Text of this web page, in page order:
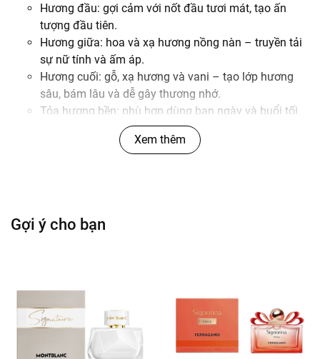
Hương đầu: gợi cảm với nốt đầu tươi mát, tạo ấn
tượng đầu tiên.
Hương giữa: hoa và xạ hương nồng nàn – truyền tải
sự nữ tính và ấm áp.
Hương cuối: gỗ, xạ hương và vani – tạo lớp hương
sâu, bám lâu và dễ gây thương nhớ.
Tỏa hương bền: phù hợp dùng ban ngày và buổi tối.
Tổng cảm nhận hương:
hương lan tỏa tốt.
Có thể xịt nhẹ lên tóc hoặc trang phục (tránh xịt trực
tiếp lên vải mỏng).
Dùng mỗi ngày hoặc những dịp đặc biệt để lưu lại
Xem thêm
Gợi ý cho bạn